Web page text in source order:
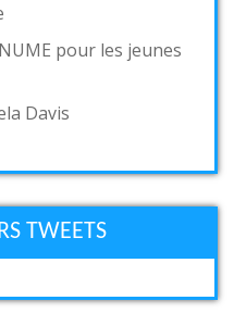
pour les jeunes
Davis
TWEETS